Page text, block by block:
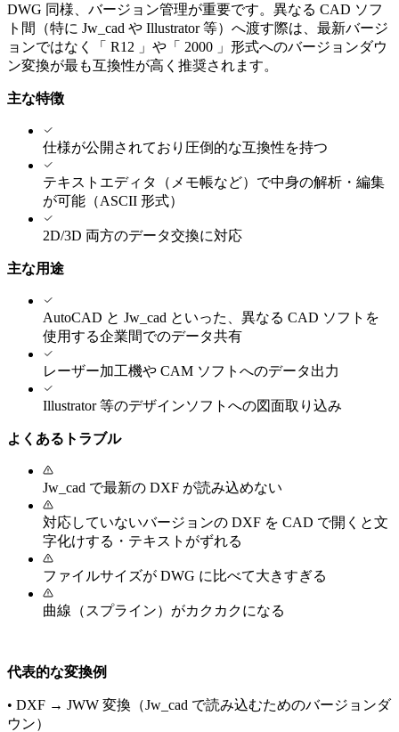
DWG 同様、バージョン管理が重要です。異なる CAD ソフ
ト間（特に Jw_cad や Illustrator 等）へ渡す際は、最新バージ
ョンではなく「 R12 」や「 2000 」形式へのバージョンダウ
ン変換が最も互換性が高く推奨されます。
主な特徴
仕様が公開されており圧倒的な互換性を持つ
テキストエディタ（メモ帳など）で中身の解析・編集
が可能（ASCII 形式）
2D/3D 両方のデータ交換に対応
主な用途
AutoCAD と Jw_cad といった、異なる CAD ソフトを
使用する企業間でのデータ共有
レーザー加工機や CAM ソフトへのデータ出力
Illustrator 等のデザインソフトへの図面取り込み
よくあるトラブル
Jw_cad で最新の DXF が読み込めない
対応していないバージョンの DXF を CAD で開くと文
字化けする・テキストがずれる
ファイルサイズが DWG に比べて大きすぎる
曲線（スプライン）がカクカクになる
代表的な変換例
• DXF → JWW 変換（Jw_cad で読み込むためのバージョンダ
ウン）